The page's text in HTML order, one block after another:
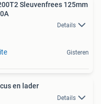
Sleuvenfrees 125mm
Details
Gisteren
en lader
Details